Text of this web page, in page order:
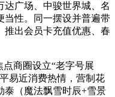
达广场、中骏世界城、名
当性。同一摆设并普遍带
推出会员卡充值优惠、春
商圈设立“老字号展
易近消费热情，营制花
泰（魔法飘雪时辰+雪景